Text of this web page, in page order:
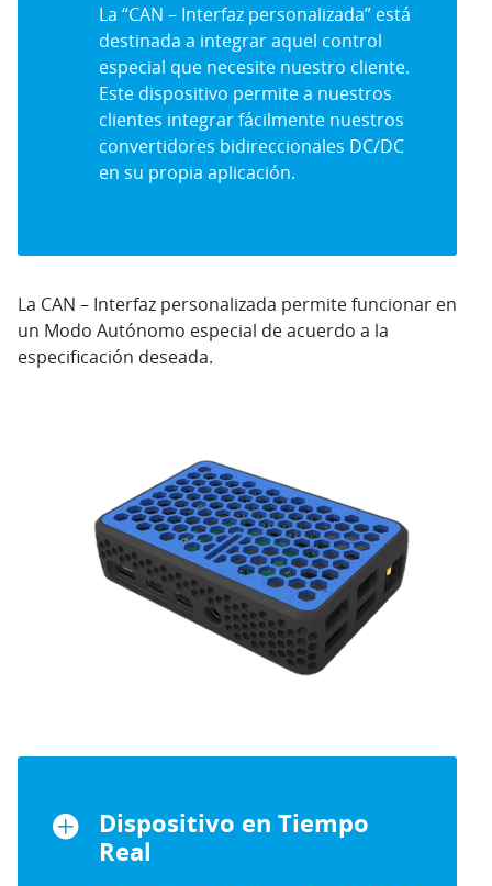
La “CAN – Interfaz personalizada” está
destinada a integrar aquel control
especial que necesite nuestro cliente.
Este dispositivo permite a nuestros
clientes integrar fácilmente nuestros
convertidores bidireccionales DC/DC
en su propia aplicación.
La CAN – Interfaz personalizada permite funcionar en
un Modo Autónomo especial de acuerdo a la
especificación deseada.
Dispositivo en Tiempo
Real